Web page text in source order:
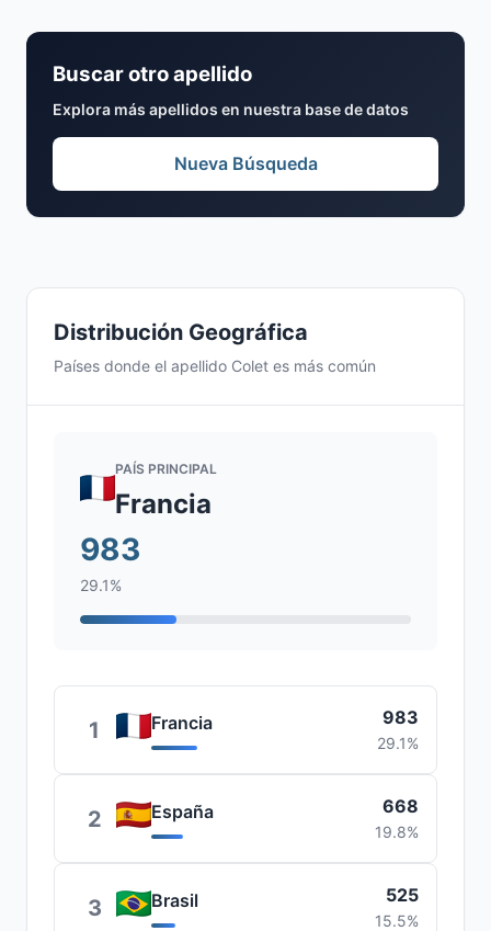
Distribución Geográfica
Países donde el apellido Colet es más común
PAÍS PRINCIPAL
Francia
983
29.1%
1 Francia 983
29.1%
2 España 668
19.8%
3 Brasil 525
15.5%
Buscar otro apellido
Explora más apellidos en nuestra base de datos
Nueva Búsqueda